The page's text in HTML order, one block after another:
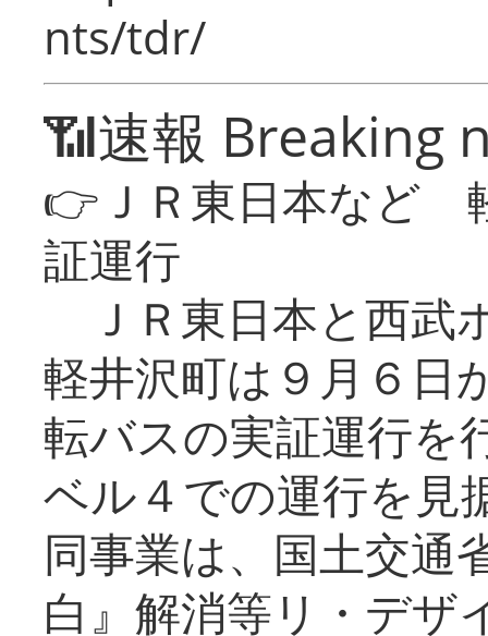
nts/tdr/
📶速報 Breaking
👉ＪＲ東日本など
証運行
ＪＲ東日本と西武
軽井沢町は９月６日
転バスの実証運行を
ベル４での運行を見
同事業は、国土交通
白』解消等リ・デザ